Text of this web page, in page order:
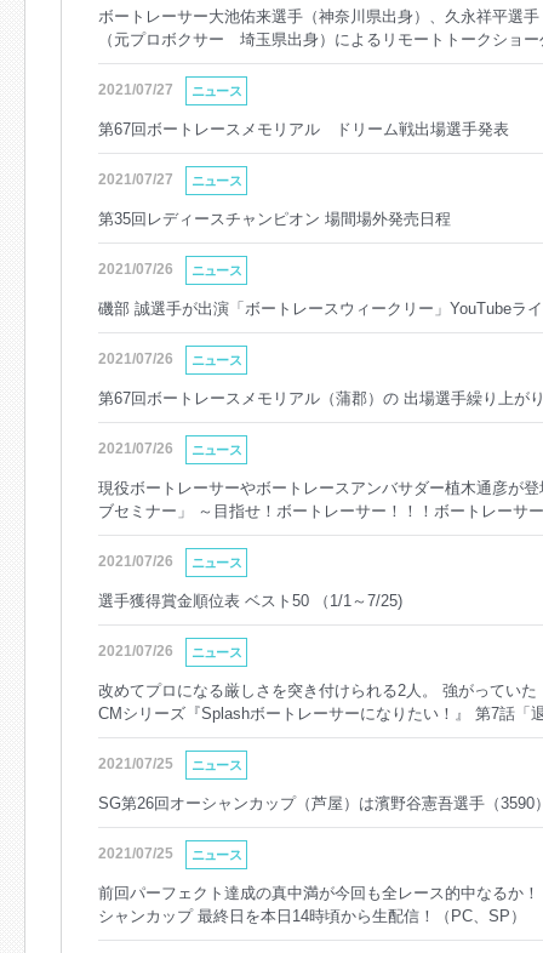
ボートレーサー大池佑来選手（神奈川県出身）、久永祥平選
（元プロボクサー 埼玉県出身）によるリモートトークショ
ー！！！」
2021/07/27 ニュース
第67回ボートレースメモリアル ドリーム戦出場選手発表
2021/07/27 ニュース
第35回レディースチャンピオン 場間場外発売日程
2021/07/26 ニュース
磯部 誠選手が出演「ボートレースウィークリー」YouTubeラ
2021/07/26 ニュース
第67回ボートレースメモリアル（蒲郡）の 出場選手繰り上が
2021/07/26 ニュース
現役ボートレーサーやボートレースアンバサダー植木通彦が
ブセミナー」 ～目指せ！ボートレーサー！！！ボートレーサ
施！！
2021/07/26 ニュース
選手獲得賞金順位表 ベスト50 （1/1～7/25)
2021/07/26 ニュース
改めてプロになる厳しさを突き付けられる2人。 強がってい
CMシリーズ『Splashボートレーサーになりたい！』 第7話「
2021/07/25 ニュース
SG第26回オーシャンカップ（芦屋）は濱野谷憲吾選手（3590
2021/07/25 ニュース
前回パーフェクト達成の真中満が今回も全レース的中なるか
シャンカップ 最終日を本日14時頃から生配信！（PC、SP）